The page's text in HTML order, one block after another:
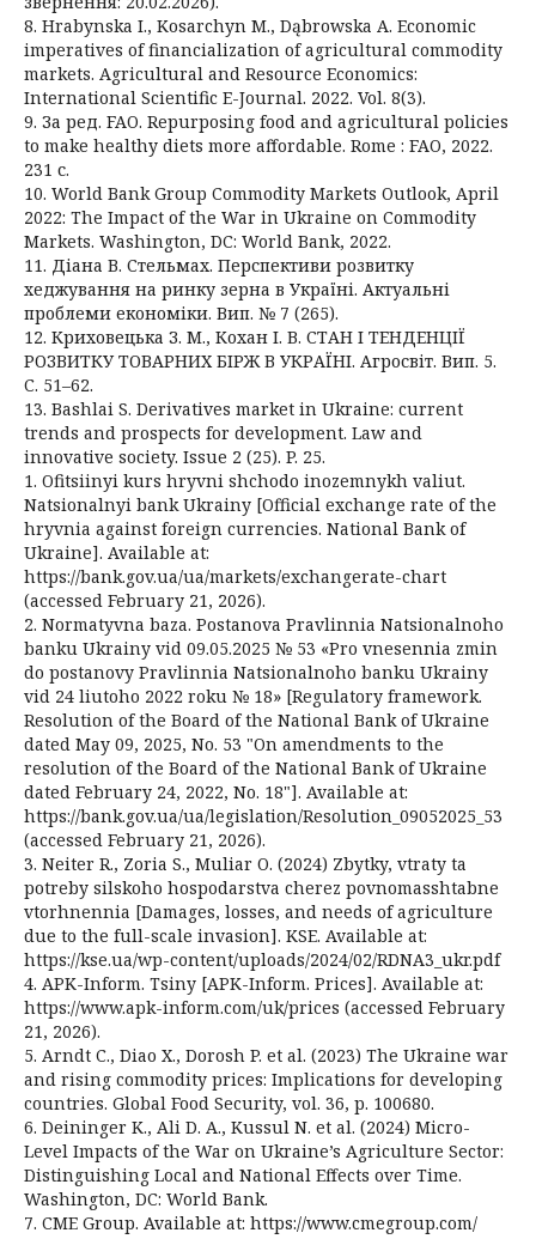
8. Hrabynska I., Kosarchyn M., Dąbrowska A. Economic
imperatives of financialization of agricultural commodity
markets. Agricultural and Resource Economics:
International Scientific E-Journal. 2022. Vol. 8(3).
9. За ред. FAO. Repurposing food and agricultural policies
to make healthy diets more affordable. Rome : FAO, 2022.
231 с.
10. World Bank Group Commodity Markets Outlook, April
2022: The Impact of the War in Ukraine on Commodity
Markets. Washington, DC: World Bank, 2022.
11. Діана В. Стельмах. Перспективи розвитку
хеджування на ринку зерна в Україні. Актуальні
проблеми економіки. Вип. № 7 (265).
12. Криховецька З. М., Кохан І. В. СТАН І ТЕНДЕНЦІЇ
РОЗВИТКУ ТОВАРНИХ БІРЖ В УКРАЇНІ. Агросвіт. Вип. 5.
C. 51–62.
13. Bashlai S. Derivatives market in Ukraine: current
trends and prospects for development. Law and
innovative society. Issue 2 (25). P. 25.
1. Ofitsiinyi kurs hryvni shchodo inozemnykh valiut.
Natsionalnyi bank Ukrainy [Official exchange rate of the
hryvnia against foreign currencies. National Bank of
Ukraine]. Available at:
https://bank.gov.ua/ua/markets/exchangerate-chart
(accessed February 21, 2026).
2. Normatyvna baza. Postanova Pravlinnia Natsionalnoho
banku Ukrainy vid 09.05.2025 № 53 «Pro vnesennia zmin
do postanovy Pravlinnia Natsionalnoho banku Ukrainy
vid 24 liutoho 2022 roku № 18» [Regulatory framework.
Resolution of the Board of the National Bank of Ukraine
dated May 09, 2025, No. 53 "On amendments to the
resolution of the Board of the National Bank of Ukraine
dated February 24, 2022, No. 18"]. Available at:
https://bank.gov.ua/ua/legislation/Resolution_09052025_53
(accessed February 21, 2026).
3. Neiter R., Zoria S., Muliar O. (2024) Zbytky, vtraty ta
potreby silskoho hospodarstva cherez povnomasshtabne
vtorhnennia [Damages, losses, and needs of agriculture
due to the full-scale invasion]. KSE. Available at:
https://kse.ua/wp-content/uploads/2024/02/RDNA3_ukr.pdf
4. APK-Inform. Tsiny [APK-Inform. Prices]. Available at:
https://www.apk-inform.com/uk/prices (accessed February
21, 2026).
5. Arndt C., Diao X., Dorosh P. et al. (2023) The Ukraine war
and rising commodity prices: Implications for developing
countries. Global Food Security, vol. 36, p. 100680.
6. Deininger K., Ali D. A., Kussul N. et al. (2024) Micro-
Level Impacts of the War on Ukraine’s Agriculture Sector:
Distinguishing Local and National Effects over Time.
Washington, DC: World Bank.
7. CME Group. Available at: https://www.cmegroup.com/